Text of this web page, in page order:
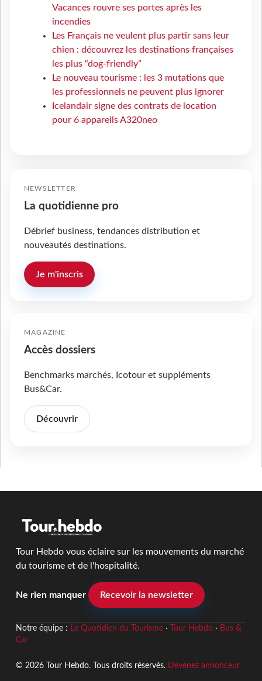
Vacances rouvre ses portes après les
incendies
Les Français ne veulent plus partir sans leur
chien : découvrez les destinations françaises
les plus “dog-friendly”
Le nouveau tourisme : les 3 mutations que
les professionnels ne peuvent plus ignorer
Icelandair signe des contrats de location
pour 6 appareils A320neo
NEWSLETTER
La quotidienne pro
Débrief business, tendances distribution et
nouveautés destinations.
Je m'inscris
MAGAZINE
Accès dossiers
Benchmarks marchés, Icotour et suppléments
Bus&Car.
Découvrir
Tour Hebdo vous éclaire sur les mouvements du marché
du tourisme et de l'hospitalité.
Ne rien manquer Recevoir la newsletter
Notre équipe : Le Quotidien du Tourisme· Tour Hebdo· Bus &
Car
© 2026 Tour Hebdo. Tous droits réservés. Devenez annonceur